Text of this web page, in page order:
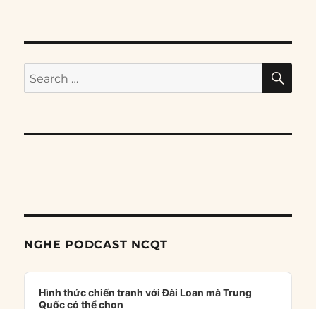
Search
for:
NGHE PODCAST NCQT
Audio
Player
Hình thức chiến tranh với Đài Loan mà Trung
Quốc có thể chọn